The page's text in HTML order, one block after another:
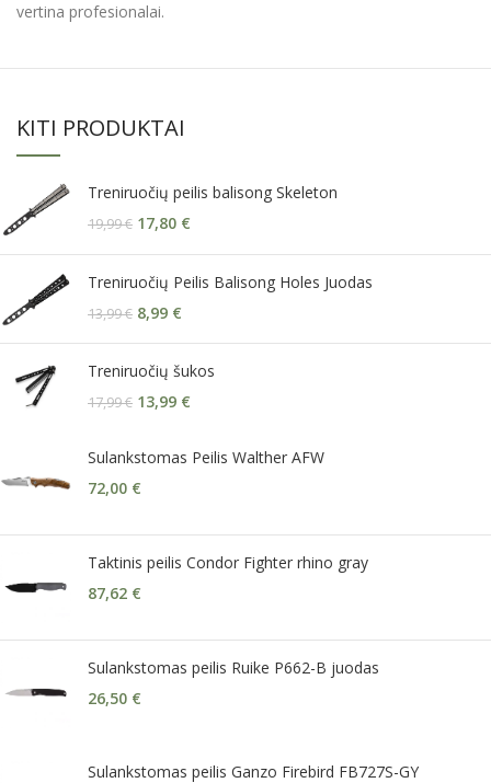
vertina profesionalai.
KITI PRODUKTAI
Treniruočių peilis balisong Skeleton
19,99€ 17,80 €
Treniruočių Peilis Balisong Holes Juodas
13,99€ 8,99 €
Treniruočių šukos
17,99€ 13,99 €
Sulankstomas Peilis Walther AFW
72,00 €
Taktinis peilis Condor Fighter rhino gray
87,62 €
Sulankstomas peilis Ruike P662-B juodas
26,50 €
Sulankstomas peilis Ganzo Firebird FB727S-GY